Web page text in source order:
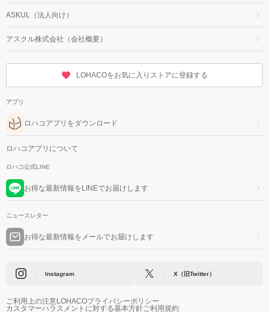
ASKUL（法人向け）
アスクル株式会社（会社概要）
LOHACOをお気に入りストアに登録する
アプリ
ロハコアプリをダウンロード
ロハコアプリについて
ロハコ公式LINE
お得な最新情報をLINEでお届けします
ニュースレター
お得な最新情報をメールでお届けします
Instagram X（旧Twitter）
ご利用上の注意LOHACOプライバシーポリシー
カスタマーハラスメントに対する基本方針ご利用規約